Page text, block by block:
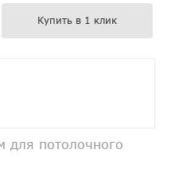
Купить в 1 клик
для потолочного